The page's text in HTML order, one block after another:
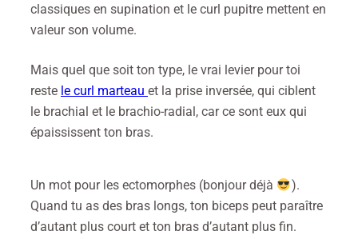
classiques en supination et le curl pupitre mettent en
valeur son volume.
Mais quel que soit ton type, le vrai levier pour toi
reste le curl marteau et la prise inversée, qui ciblent
le brachial et le brachio-radial, car ce sont eux qui
épaississent ton bras.
Un mot pour les ectomorphes (bonjour déjà
).
Quand tu as des bras longs, ton biceps peut paraître
d’autant plus court et ton bras d’autant plus fin.